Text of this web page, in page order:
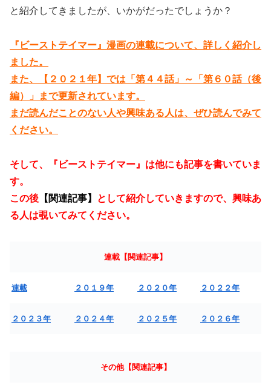
と紹介してきましたが、いかがだったでしょうか？
『ビーストテイマー』漫画の連載について、詳しく紹介し
ました。
また、【２０２１年】では「第４４話」～「第６０話（後
編）」まで更新されています。
まだ読んだことのない人や興味ある人は、ぜひ読んでみて
ください。
そして、『ビーストテイマー』は他にも記事を書いていま
す。
この後 【関連記事】
として紹介していきますので、興味あ
る人は覗いてみてください。
連載【関連記事】
連載 ２０１９年 ２０２０年 ２０２２年
２０２３年 ２０２４年 ２０２５年 ２０２６年
その他【関連記事】